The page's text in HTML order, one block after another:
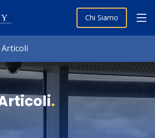
Chi Siamo
.